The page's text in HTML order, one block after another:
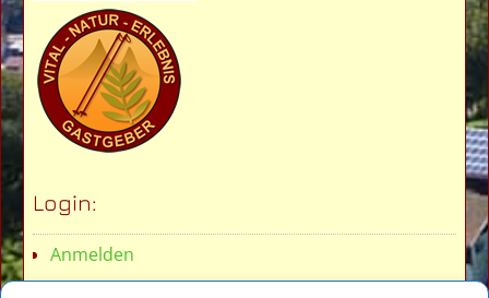
Login:
Anmelden